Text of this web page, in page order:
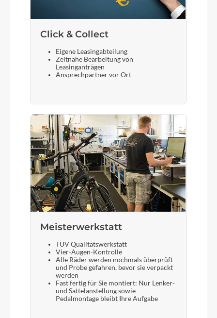
Click & Collect
Eigene Leasingabteilung
Zeitnahe Bearbeitung von
Leasinganträgen
Ansprechpartner vor Ort
Meisterwerkstatt
TÜV Qualitätswerkstatt
Vier-Augen-Kontrolle
Alle Räder werden nochmals überprüft
und Probe gefahren, bevor sie verpackt
werden
Fast fertig für Sie montiert: Nur Lenker-
und Sattelanstellung sowie
Pedalmontage bleibt Ihre Aufgabe